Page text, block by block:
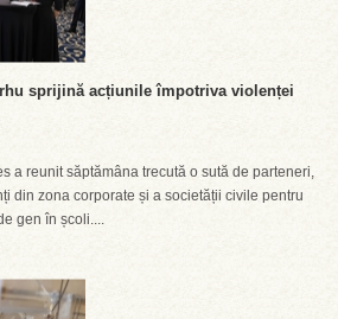
sprijină acțiunile împotriva violenței
a reunit săptămâna trecută o sută de parteneri,
din zona corporate și a societății civile pentru
gen în școli....